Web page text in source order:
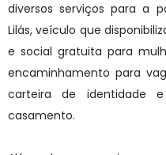
diversos serviços para a
Lilás, veículo que
e social gratuita para
encaminhamento para
carteira de identidade
casamento.